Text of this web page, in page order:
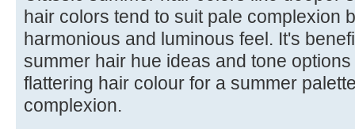
hair colors tend to suit pale complexion
harmonious and luminous feel. It's
summer hair hue ideas and tone
flattering hair colour for a summer
complexion.